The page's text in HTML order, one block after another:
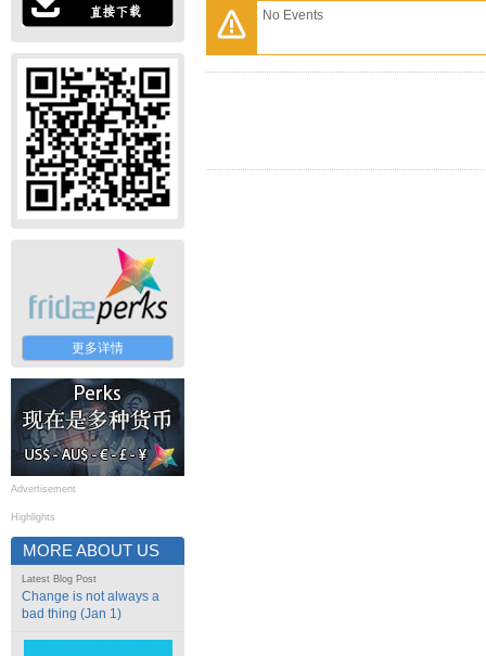
更多详情
Advertisement
Highlights
MORE ABOUT US
Latest Blog Post
Change is not always a
bad thing (Jan 1)
No Events